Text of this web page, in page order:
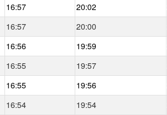
16:57 20:02
16:57 20:00
16:56 19:59
16:55 19:57
16:55 19:56
16:54 19:54